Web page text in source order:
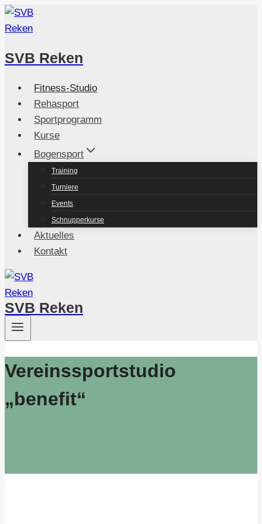
Zum
Inhalt
SVB Reken
Fitness-Studio
Rehasport
Sportprogramm
Kurse
Bogensport
Training
Turniere
Events
Schnupperkurse
Aktuelles
Kontakt
SVB Reken
Vereinssportstudio
„benefit“